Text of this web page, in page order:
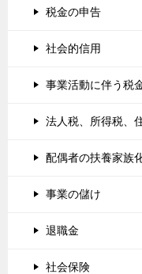
税金の申告
社会的信用
事業活動に伴う税
法人税、所得税、
配偶者の扶養家族
事業の儲け
退職金
社会保険